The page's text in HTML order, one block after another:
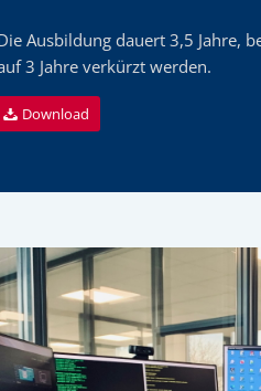
Ausbildung dauert 3,5 Jahre,
3 Jahre verkürzt werden.
Download